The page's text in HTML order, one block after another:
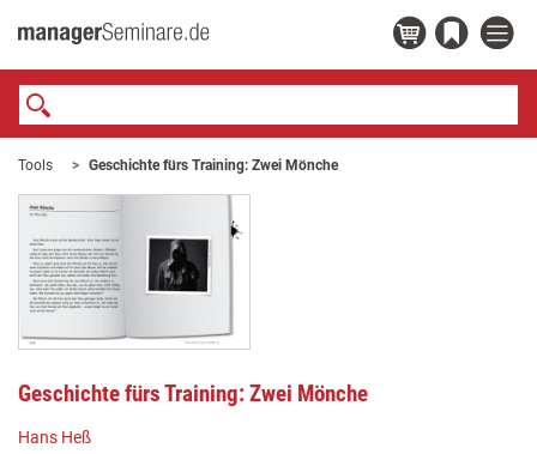
Tools Geschichte fürs Training: Zwei Mönche
Geschichte fürs Training: Zwei Mönche
Hans Heß